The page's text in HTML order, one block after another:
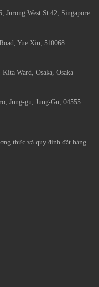
Jurong West St 42, Singapore
Yue Xiu, 510068
Ward, Osaka, Osaka
Jung-gu, Jung-Gu, 04555
thức và quy định đặt hàng